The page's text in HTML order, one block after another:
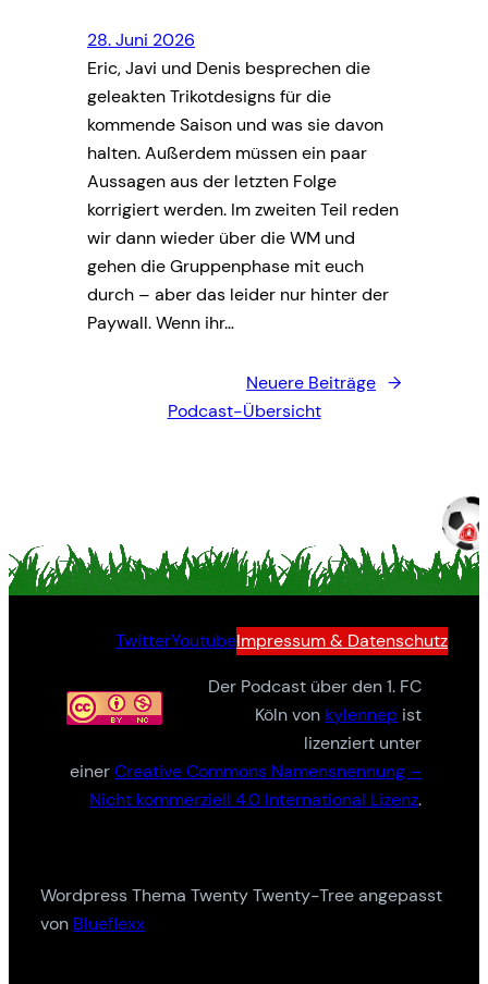
28. Juni 2026
Eric, Javi und Denis besprechen die
geleakten Trikotdesigns für die
kommende Saison und was sie davon
halten. Außerdem müssen ein paar
Aussagen aus der letzten Folge
korrigiert werden. Im zweiten Teil reden
wir dann wieder über die WM und
gehen die Gruppenphase mit euch
durch – aber das leider nur hinter der
Paywall. Wenn ihr…
Neuere Beiträge →
Podcast-Übersicht
TwitterYoutubeImpressum & Datenschutz
Der Podcast über den 1. FC
Köln von kylennep ist
lizenziert unter
einerCreative Commons Namensnennung –
Nicht kommerziell 4.0 International Lizenz.
Wordpress Thema Twenty Twenty-Tree angepasst
von Blueflexx